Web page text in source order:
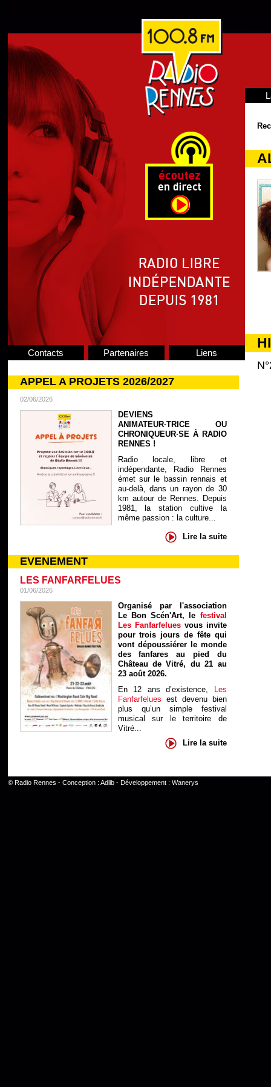
Contacts Partenaires Liens
APPEL A PROJETS 2026/2027
02/06/2026
DEVIENS
ANIMATEUR·TRICE OU
CHRONIQUEUR·SE À RADIO
RENNES !
Radio locale, libre et
indépendante, Radio Rennes
émet sur le bassin rennais et
au-delà, dans un rayon de 30
km autour de Rennes. Depuis
1981, la station cultive la
même passion : la culture...
Lire la suite
EVENEMENT
LES FANFARFELUES
01/06/2026
Organisé par l'association
Le Bon Scén'Art, le festival
Les Fanfarfelues vous invite
pour trois jours de fête qui
vont dépoussiérer le monde
des fanfares au pied du
Château de Vitré, du 21 au
23 août 2026.
En 12 ans d’existence, Les
Fanfarfelues est devenu bien
plus qu’un simple festival
musical sur le territoire de
Vitré...
Lire la suite
© Radio Rennes - Conception : Adlib- Développement : Wanerys